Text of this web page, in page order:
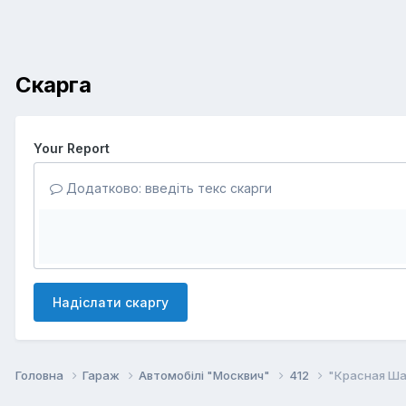
Скарга
Your Report
Додатково: введіть текс скарги
Надіслати скаргу
Головна Гараж Автомобілі "Москвич" 412 "Красная